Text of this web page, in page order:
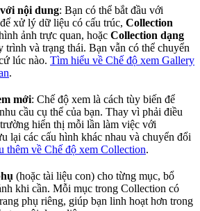
nội dung: Bạn có thể bắt đầu với
để xử lý dữ liệu có cấu trúc, Collection
ảnh trực quan, hoặc Collection dạng
trình và trạng thái. Bạn vẫn có thể chuyển
lúc nào. Tìm hiểu về Chế độ xem Gallery
.
mới: Chế độ xem là cách tùy biến để
cầu cụ thể của bạn. Thay vì phải điều
hiển thị mỗi lần làm việc với
lại các cấu hình khác nhau và chuyển đổi
thêm về Chế độ xem Collection.
(hoặc tài liệu con) cho từng mục, bổ
khi cần. Mỗi mục trong Collection có
phụ riêng, giúp bạn linh hoạt hơn trong